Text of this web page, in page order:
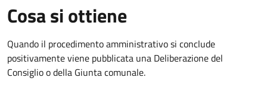
Cosa si ottiene
Quando il procedimento amministrativo si conclude
positivamente viene pubblicata una Deliberazione del
Consiglio o della Giunta comunale.